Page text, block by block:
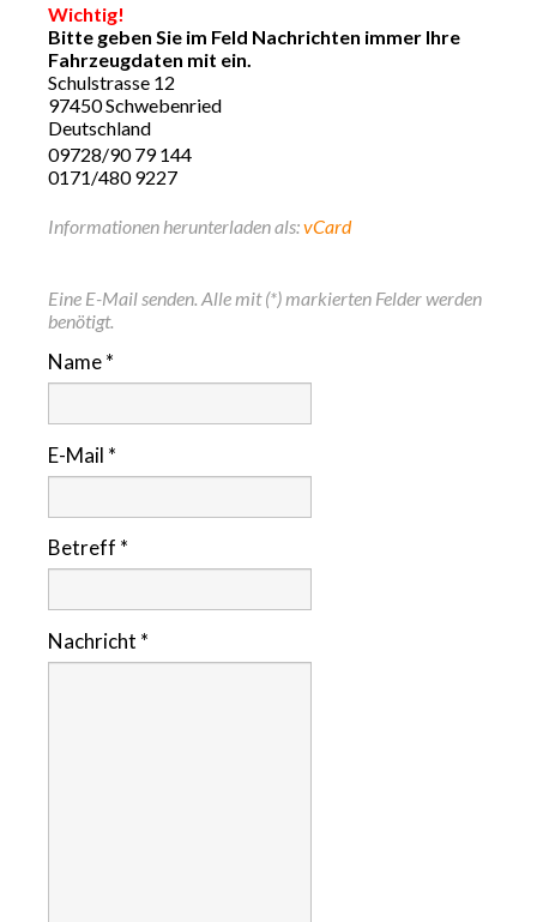
Wichtig!
Bitte geben Sie im Feld Nachrichten immer Ihre
Fahrzeugdaten mit ein.
Schulstrasse 12
97450 Schwebenried
Deutschland
09728/90 79 144
0171/480 9227
Informationen herunterladen als:vCard
Eine E-Mail senden. Alle mit (*) markierten Felder werden
benötigt.
Name*
E-Mail *
Betreff *
Nachricht *